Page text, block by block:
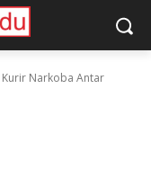
Narkoba Antar